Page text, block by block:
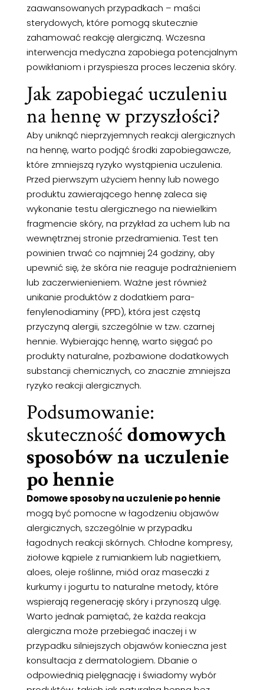
zaawansowanych przypadkach – maści
sterydowych, które pomogą skutecznie
zahamować reakcję alergiczną. Wczesna
interwencja medyczna zapobiega potencjalnym
powikłaniom i przyspiesza proces leczenia skóry.
Jak zapobiegać uczuleniu
na hennę w przyszłości?
Aby uniknąć nieprzyjemnych reakcji alergicznych
na hennę, warto podjąć środki zapobiegawcze,
które zmniejszą ryzyko wystąpienia uczulenia.
Przed pierwszym użyciem henny lub nowego
produktu zawierającego hennę zaleca się
wykonanie testu alergicznego na niewielkim
fragmencie skóry, na przykład za uchem lub na
wewnętrznej stronie przedramienia. Test ten
powinien trwać co najmniej 24 godziny, aby
upewnić się, że skóra nie reaguje podrażnieniem
lub zaczerwienieniem. Ważne jest również
unikanie produktów z dodatkiem para-
fenylenodiaminy (PPD), która jest częstą
przyczyną alergii, szczególnie w tzw. czarnej
hennie. Wybierając hennę, warto sięgać po
produkty naturalne, pozbawione dodatkowych
substancji chemicznych, co znacznie zmniejsza
ryzyko reakcji alergicznych.
Podsumowanie:
skutecznośćdomowych
sposobów na uczulenie
po hennie
Domowe sposoby na uczulenie po hennie
mogą być pomocne w łagodzeniu objawów
alergicznych, szczególnie w przypadku
łagodnych reakcji skórnych. Chłodne kompresy,
ziołowe kąpiele z rumiankiem lub nagietkiem,
aloes, oleje roślinne, miód oraz maseczki z
kurkumy i jogurtu to naturalne metody, które
wspierają regenerację skóry i przynoszą ulgę.
Warto jednak pamiętać, że każda reakcja
alergiczna może przebiegać inaczej i w
przypadku silniejszych objawów konieczna jest
konsultacja z dermatologiem. Dbanie o
odpowiednią pielęgnację i świadomy wybór